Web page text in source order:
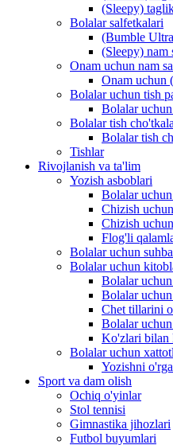
(Sleepy)
Bolalar salfetkalari
(Bumble
(Sleepy) nam
Onam uchun nam
Onam uchun
Bolalar uchun tish
Bolalar
Bolalar tish
Bolalar tish
Tishlar
Rivojlanish va ta'lim
Yozish asboblari
Bolalar
Chizish
Chizish
Flog'li
Bolalar uchun
Bolalar uchun
Bolalar
Bolalar
Chet tillarini
Bolalar
Ko'zlari bilan
Bolalar uchun
Yozishni
Sport va dam olish
Ochiq o'yinlar
Stol tennisi
Gimnastika jihozlari
Futbol buyumlari